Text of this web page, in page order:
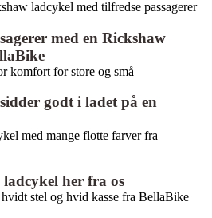
med en Rickshaw
godt i ladet på en
her fra os